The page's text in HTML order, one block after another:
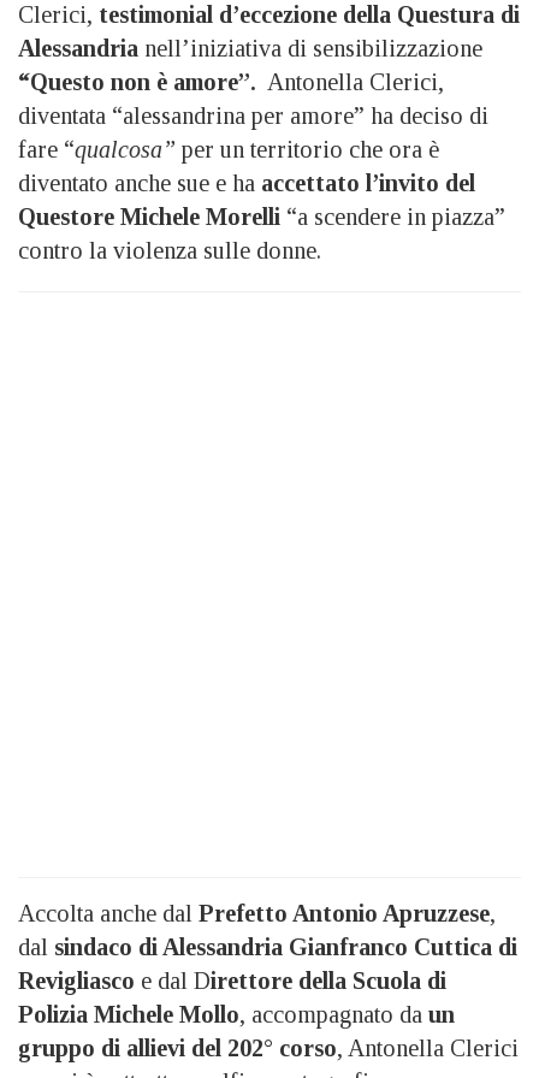
Clerici, testimonial d’eccezione della Questura di
Alessandria nell’iniziativa di sensibilizzazione
“Questo non è amore”. Antonella Clerici,
diventata “alessandrina per amore” ha deciso di
fare “qualcosa” per un territorio che ora è
diventato anche sue e ha accettato l’invito del
Questore Michele Morelli “a scendere in piazza”
contro la violenza sulle donne.
Accolta anche dal Prefetto Antonio Apruzzese,
dal sindaco di Alessandria Gianfranco Cuttica di
Revigliasco e dal Direttore della Scuola di
Polizia Michele Mollo, accompagnato da un
gruppo di allievi del 202° corso, Antonella Clerici